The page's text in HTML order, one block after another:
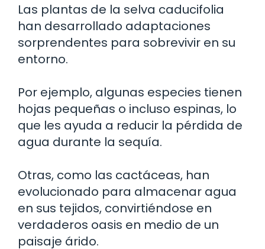
Las plantas de la selva caducifolia
han desarrollado adaptaciones
sorprendentes para sobrevivir en su
entorno.
Por ejemplo, algunas especies tienen
hojas pequeñas o incluso espinas, lo
que les ayuda a reducir la pérdida de
agua durante la sequía.
Otras, como las cactáceas, han
evolucionado para almacenar agua
en sus tejidos, convirtiéndose en
verdaderos oasis en medio de un
paisaje árido.